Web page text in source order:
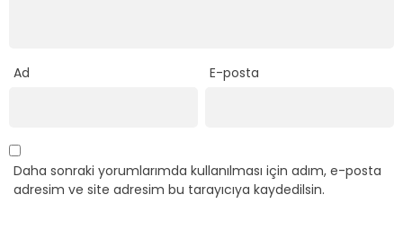
Ad E-posta
Daha sonraki yorumlarımda kullanılması için adım, e-posta
adresim ve site adresim bu tarayıcıya kaydedilsin.